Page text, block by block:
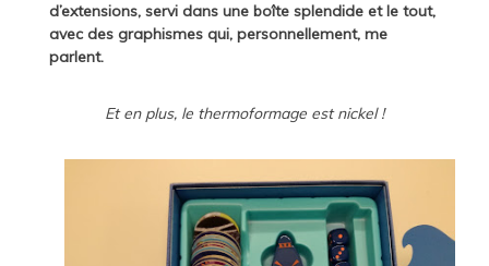
d’extensions, servi dans une boîte splendide et le tout,
avec des graphismes qui, personnellement, me
parlent.
Et en plus, le thermoformage est nickel !